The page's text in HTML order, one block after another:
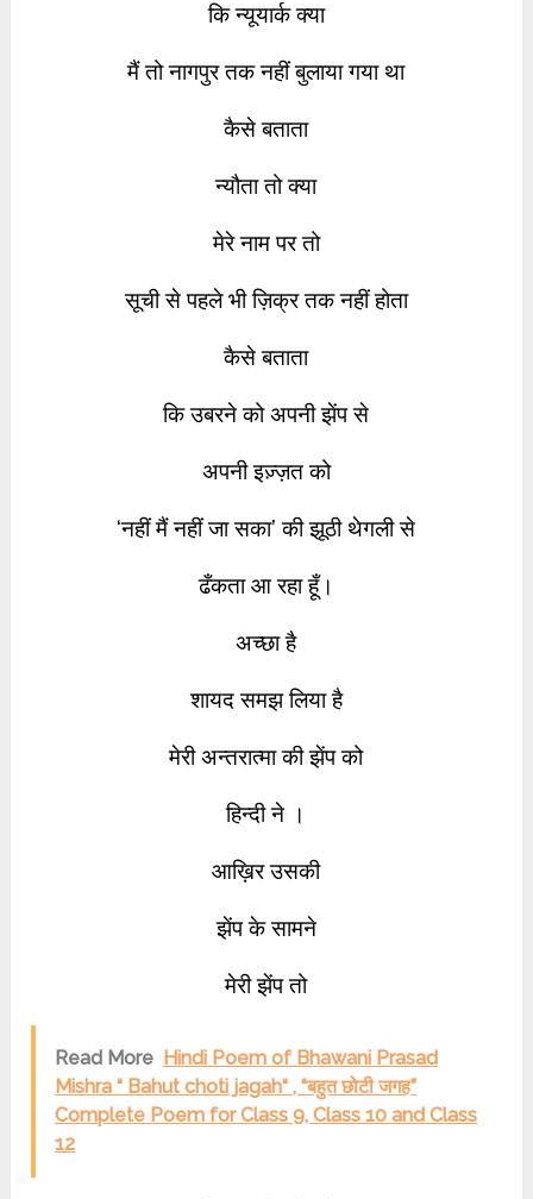
कि न्यूयार्क क्या
मैं तो नागपुर तक नहीं बुलाया गया था
कैसे बताता
न्यौता तो क्या
मेरे नाम पर तो
सूची से पहले भी ज़िक्र तक नहीं होता
कैसे बताता
कि उबरने को अपनी झेंप से
अपनी इज़्ज़त को
‘नहीं मैं नहीं जा सका’ की झूठी थेगली से
ढँकता आ रहा हूँ।
अच्छा है
शायद समझ लिया है
मेरी अन्तरात्मा की झेंप को
हिन्दी ने ।
आख़िर उसकी
झेंप के सामने
मेरी झेंप तो
Read More Hindi Poem of Bhawani Prasad
Mishra “ Bahut choti jagah“ , “बहुत छोटी जगह”
Complete Poem for Class 9, Class 10 and Class
12